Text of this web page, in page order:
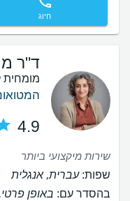
חיוג
ד"ר
מומחית
4.9
שירות מיקצועי ביותר
שפות:עברית, אנגלית
בהסדר עם: באופן